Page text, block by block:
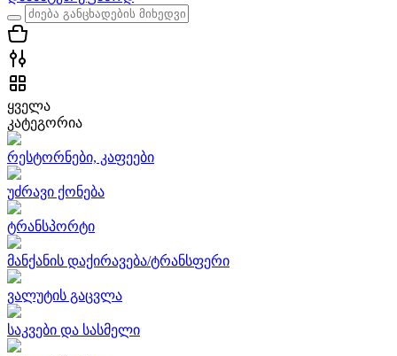
ყველა
კატეგორია
რესტორნები, კაფეები
უძრავი ქონება
ტრანსპორტი
მანქანის დაქირავება/ტრანსფერი
ვალუტის გაცვლა
საკვები და სასმელი